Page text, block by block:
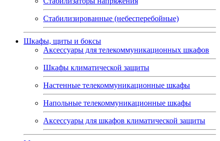
Стабилизированные (небесперебойные)
Шкафы, щиты и боксы
Аксессуары для телекоммуникационных шкафов
Шкафы климатической защиты
Настенные телекоммуникационные шкафы
Напольные телекоммуникационные шкафы
Аксессуары для шкафов климатической защиты